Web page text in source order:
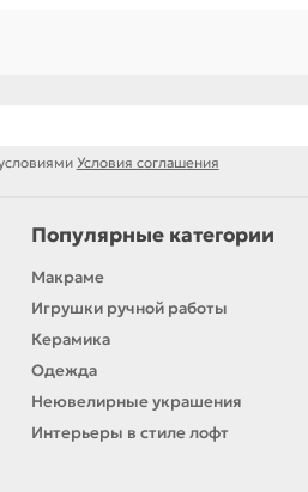
Условия соглашения
Популярные категории
Макраме
Игрушки ручной работы
Керамика
Одежда
Неювелирные украшения
Интерьеры в стиле лофт